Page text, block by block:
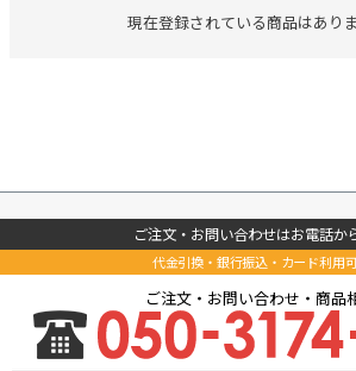
現在登録されている商品はありま
ご注文・お問い合わせはお電話か
代金引換・銀行振込・カード利用
ご注文・お問い合わせ・商品